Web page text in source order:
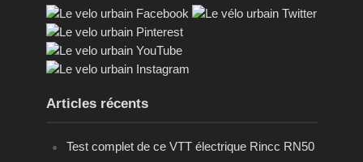
Articles récents
Test complet de ce VTT électrique Rincc RN50